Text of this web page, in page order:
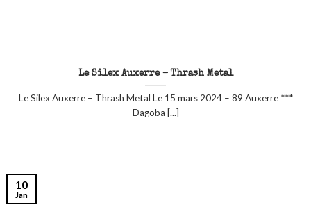
Le Silex Auxerre – Thrash Metal
Le Silex Auxerre – Thrash Metal Le 15 mars 2024 – 89 Auxerre ***
Dagoba [...]
10
Jan